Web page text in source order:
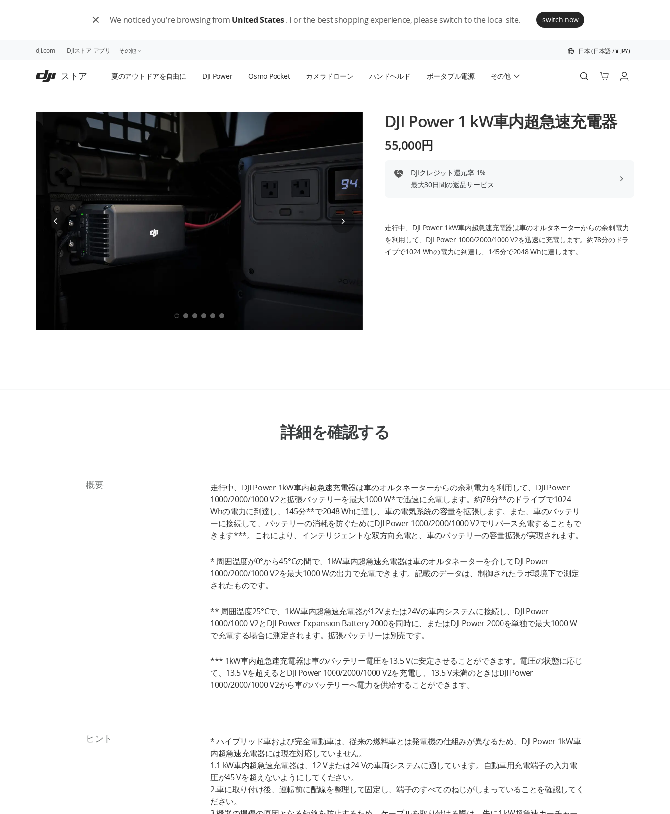
We noticed you're browsing from United States. For the best shopping experience, please switch to the local site. switch now
dji.com DJIストア アプリ その他 日本(日本語/¥ JPY)
ストア 夏のアウトドアを自由に DJI Power Osmo Pocket カメラドローン ハンドヘルド ポータブル電源 その他
サービス
DJI Care
教育＆産業
DJI Power 1 kW車内超急速充電器
55,000円
DJIクレジット還元率 1%
最大30日間の返品サービス
走行中、DJI Power 1kW車内超急速充電器は車のオルタネーターからの余剰電力
を利用して、DJI Power 1000/2000/1000 V2を迅速に充電します。約78分のドラ
イブで1024 Whの電力に到達し、145分で2048 Whに達します。
詳細を確認する
概要
走行中、DJI Power 1kW車内超急速充電器は車のオルタネーターからの余剰電力を利用して、DJI Power
1000/2000/1000 V2と拡張バッテリーを最大1000 W*で迅速に充電します。約78分**のドライブで1024
Whの電力に到達し、145分**で2048 Whに達し、車の電気系統の容量を拡張します。また、車のバッテリ
ーに接続して、バッテリーの消耗を防ぐためにDJI Power 1000/2000/1000 V2でリバース充電することもで
きます***。これにより、インテリジェントな双方向充電と、車のバッテリーの容量拡張が実現されます。
* 周囲温度が0°から45°Cの間で、1kW車内超急速充電器は車のオルタネーターを介してDJI Power
1000/2000/1000 V2を最大1000 Wの出力で充電できます。記載のデータは、制御されたラボ環境下で測定
されたものです。
** 周囲温度25°Cで、1kW車内超急速充電器が12Vまたは24Vの車内システムに接続し、DJI Power
1000/1000 V2とDJI Power Expansion Battery 2000を同時に、またはDJI Power 2000を単独で最大1000 W
で充電する場合に測定されます。拡張バッテリーは別売です。
*** 1kW車内超急速充電器は車のバッテリー電圧を13.5 Vに安定させることができます。電圧の状態に応じ
て、13.5 Vを超えるとDJI Power 1000/2000/1000 V2を充電し、13.5 V未満のときはDJI Power
1000/2000/1000 V2から車のバッテリーへ電力を供給することができます。
ヒント
* ハイブリッド車および完全電動車は、従来の燃料車とは発電機の仕組みが異なるため、DJI Power 1kW車
内超急速充電器には現在対応していません。
1.1 kW車内超急速充電器は、12 Vまたは24 Vの車両システムに適しています。自動車用充電端子の入力電
圧が45 Vを超えないようにしてください。
2.車に取り付け後、運転前に配線を整理して固定し、端子のすべてのねじがしまっていることを確認してく
ださい。